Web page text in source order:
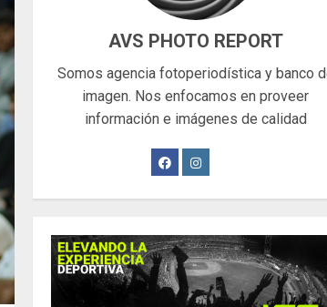
AVS PHOTO REPORT
Somos agencia fotoperiodística y banco
imagen. Nos enfocamos en proveer
información e imágenes de calidad